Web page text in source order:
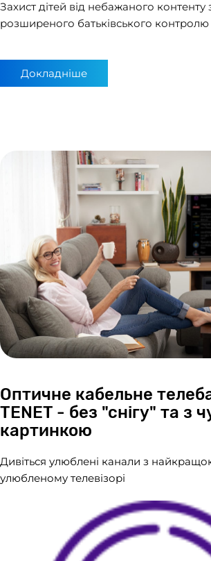
​Захист дітей від небажаного
розширеного батьківського контролю
Докладніше
Оптичне кабельне
TENET - без "снігу" та з
картинкою
Дивіться улюблені канали з
улюбленому телевізорі